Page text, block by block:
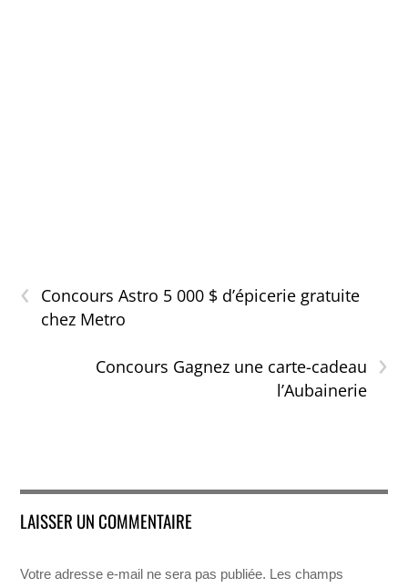
‹
Concours Astro 5 000 $ d’épicerie gratuite
chez Metro
›
Concours Gagnez une carte-cadeau
l’Aubainerie
LAISSER UN COMMENTAIRE
Votre adresse e-mail ne sera pas publiée. Les champs